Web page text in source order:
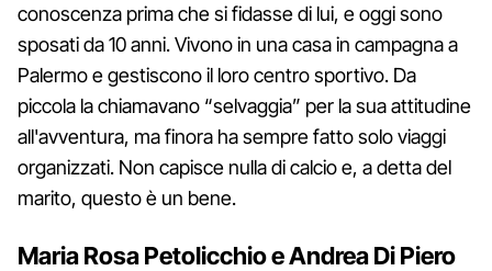
conoscenza prima che si fidasse di lui, e oggi sono
sposati da 10 anni. Vivono in una casa in campagna a
Palermo e gestiscono il loro centro sportivo. Da
piccola la chiamavano “selvaggia” per la sua attitudine
all'avventura, ma finora ha sempre fatto solo viaggi
organizzati. Non capisce nulla di calcio e, a detta del
marito, questo è un bene.
Maria Rosa Petolicchio e Andrea Di Piero